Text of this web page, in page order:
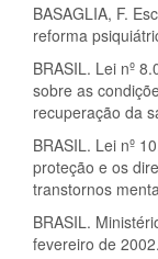
BASAGLIA, F.
reforma
BRASIL. Lei nº
sobre as
recuperação da
BRASIL. Lei nº
proteção e os
transtornos
BRASIL.
fevereiro de